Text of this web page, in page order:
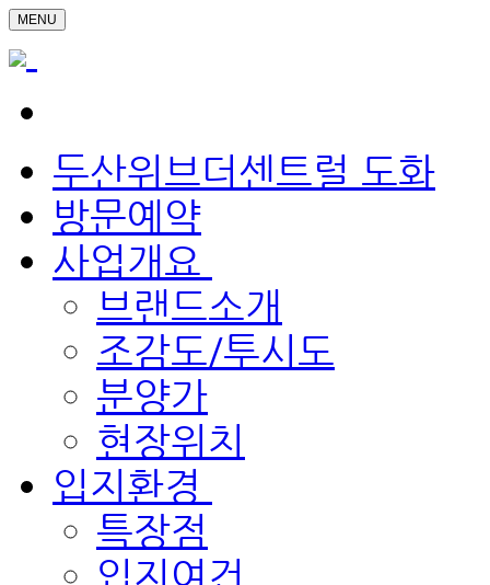
MENU
두산위브더센트럴 도화
방문예약
사업개요
브랜드소개
조감도/투시도
분양가
현장위치
입지환경
특장점
입지여건